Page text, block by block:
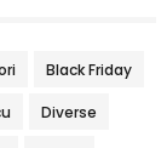
Black Friday
Diverse